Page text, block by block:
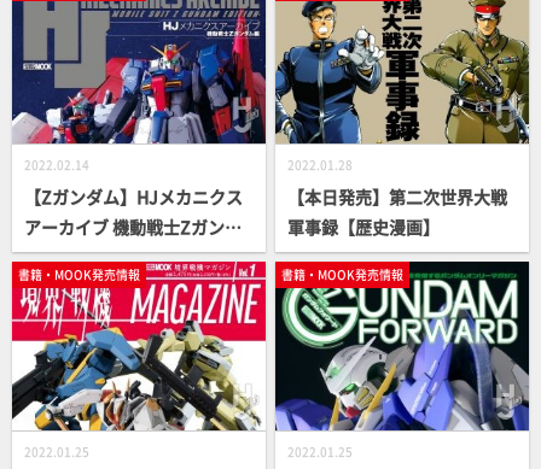
2022.02.14
【Zガンダム】HJメカニクス
アーカイブ 機動戦士Zガンダ
ム編【本日発売】
2022.01.28
【本日発売】第二次世界大戦
軍事録【歴史漫画】
書籍・MOOK発売情報
2022.01.25
書籍・MOOK発売情報
2022.01.25